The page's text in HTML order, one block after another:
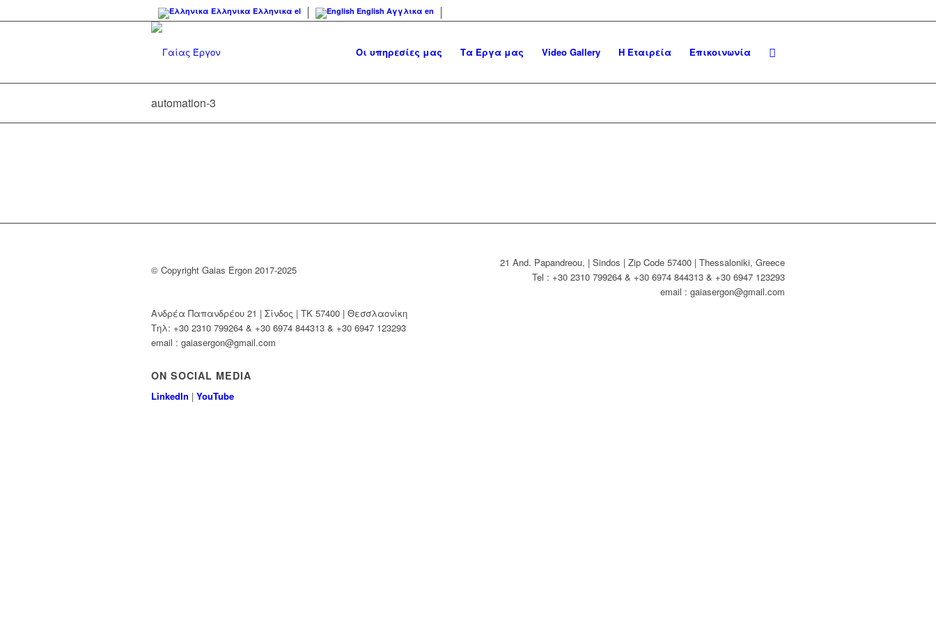
Ελληνικα Ελληνικα el English Αγγλικα en
Οι υπηρεσίες μας Τα Έργα μας Video Gallery Η Εταιρεία Επικοινωνία
automation-3
© Copyright Gaias Ergon 2017-2025
Ανδρέα Παπανδρέου 21 | Σίνδος | ΤΚ 57400 | Θεσσλαονίκη
Τηλ: +30 2310 799264 & +30 6974 844313 & +30 6947 123293
email : gaiasergon@gmail.com
ON SOCIAL MEDIA
LinkedIn | YouTube
21 And. Papandreou, | Sindos | Zip Code 57400 | Thessaloniki, Greece
Tel : +30 2310 799264 & +30 6974 844313 & +30 6947 123293
email : gaiasergon@gmail.com